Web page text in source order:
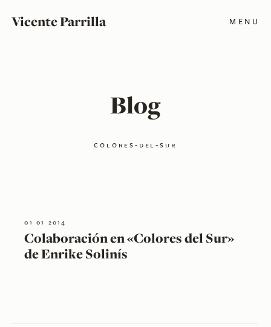
Vicente Parrilla MENU
Blog
colores-del-sur
01 01 2014
Colaboración en «Colores del Sur»
de Enrike Solinís